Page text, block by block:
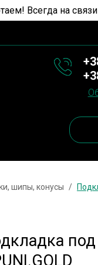
Всегда на
шипы, конусы